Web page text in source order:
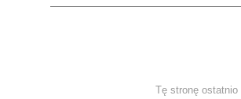
Tę stronę